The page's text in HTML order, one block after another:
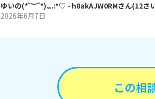
ゆいの(*˘︶˘*).｡.:*♡ - h8akAJW0RMさん(12さ
2026年6月7日
この相